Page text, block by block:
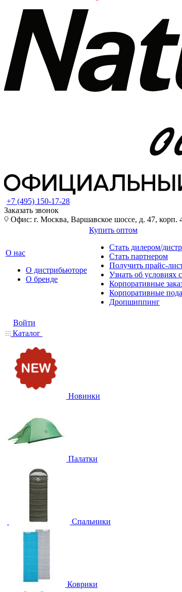
+7 (495) 150-17-28
Заказать звонок
Офис: г. Москва, Варшавское шоссе, д. 47, корп.
О нас
О дистрибьюторе
О бренде
Купить оптом
Стать дилером/
Стать партнером
Получить прайс-
Узнать об условиях
Корпоративные
Корпоративные
Дропшиппинг
Войти
Каталог
Новинки
Палатки
Спальники
Коврики